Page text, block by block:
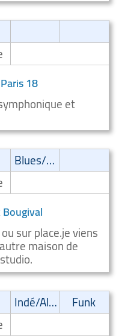
18
et
Blues/Swing
sur place.je viens
maison de
Indé/Alternatif
Funk